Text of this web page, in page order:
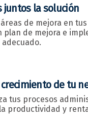
juntos la solución
de mejora en
plan de mejora e
de tu
tus procesos
productividad y